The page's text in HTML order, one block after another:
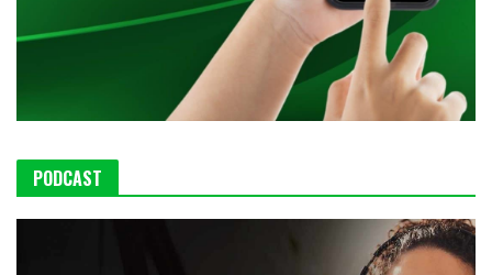
PODCAST